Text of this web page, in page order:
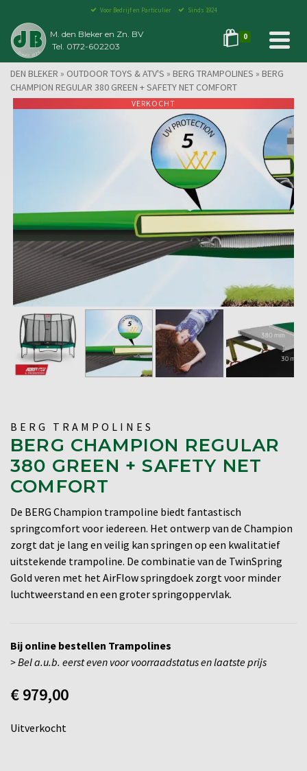
Voor Bedrijf en Particulier Sinds 1924
M. den Bleker en Zn. BV
Tel. 0172-602203
0
DEN BLEKER » OUTDOOR TOYS & ATV'S » BERG TRAMPOLINES » BERG
CHAMPION REGULAR 380 GREEN + SAFETY NET COMFORT
VERKOCHT
BERG TRAMPOLINES
BERG CHAMPION REGULAR
380 GREEN + SAFETY NET
COMFORT
De BERG Champion trampoline biedt fantastisch
springcomfort voor iedereen. Het ontwerp van de Champion
zorgt dat je lang en veilig kan springen op een kwalitatief
uitstekende trampoline. De combinatie van de TwinSpring
Gold veren met het AirFlow springdoek zorgt voor minder
luchtweerstand en een groter springoppervlak.
Bij online bestellen Trampolines
> Bel a.u.b. eerst even voor voorraadstatus en laatste prijs
€979,00
Uitverkocht